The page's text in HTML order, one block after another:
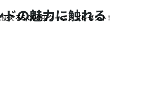
の魅力に触れる
える5,000円クーポンプレゼント！